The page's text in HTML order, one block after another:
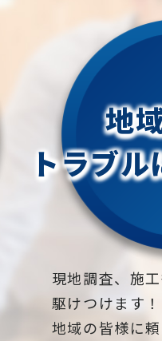
地
トラブル
現地調査、施
駆けつけます！
地域の皆様に